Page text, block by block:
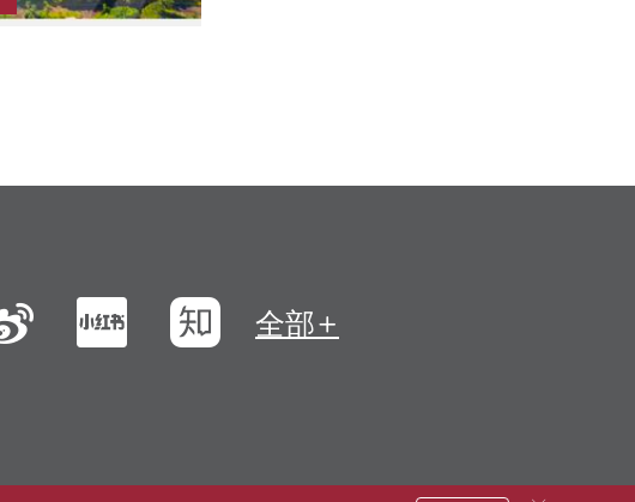
新浪微博
小紅書
知乎
全部